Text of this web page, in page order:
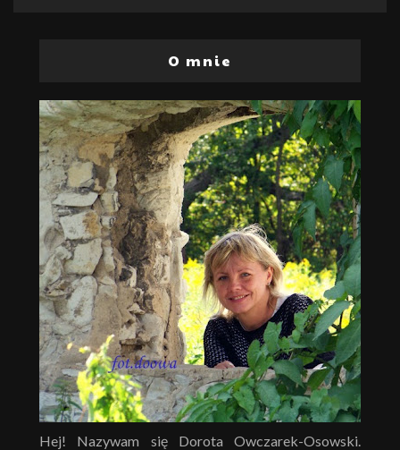
O mnie
Hej! Nazywam się Dorota Owczarek-Osowski.